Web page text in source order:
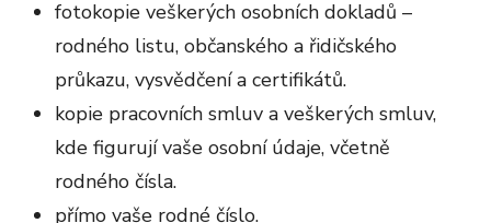
fotokopie veškerých osobních dokladů –
rodného listu, občanského a řidičského
průkazu, vysvědčení a certifikátů.
kopie pracovních smluv a veškerých smluv,
kde figurují vaše osobní údaje, včetně
rodného čísla.
přímo vaše rodné číslo.